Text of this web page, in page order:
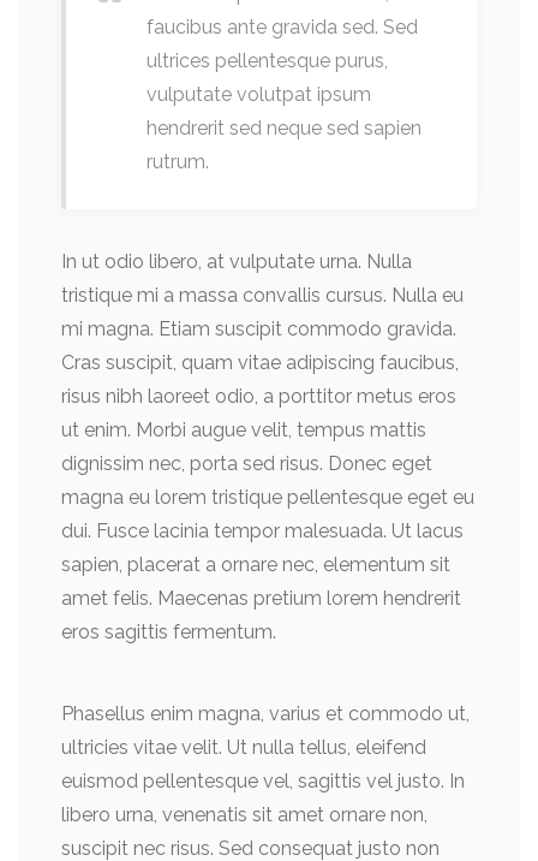
faucibus ante gravida sed. Sed
ultrices pellentesque purus,
vulputate volutpat ipsum
hendrerit sed neque sed sapien
rutrum.
In ut odio libero, at vulputate urna. Nulla
tristique mi a massa convallis cursus. Nulla eu
mi magna. Etiam suscipit commodo gravida.
Cras suscipit, quam vitae adipiscing faucibus,
risus nibh laoreet odio, a porttitor metus eros
ut enim. Morbi augue velit, tempus mattis
dignissim nec, porta sed risus. Donec eget
magna eu lorem tristique pellentesque eget eu
dui. Fusce lacinia tempor malesuada. Ut lacus
sapien, placerat a ornare nec, elementum sit
amet felis. Maecenas pretium lorem hendrerit
eros sagittis fermentum.
Phasellus enim magna, varius et commodo ut,
ultricies vitae velit. Ut nulla tellus, eleifend
euismod pellentesque vel, sagittis vel justo. In
libero urna, venenatis sit amet ornare non,
suscipit nec risus. Sed consequat justo non